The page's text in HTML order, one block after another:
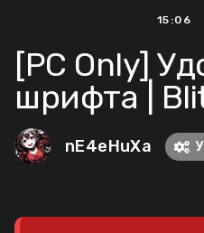
15:06
[PC Only]
шрифта |
nE4eHuXa